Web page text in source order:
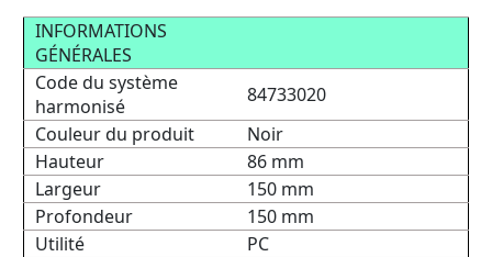
INFORMATIONS
GÉNÉRALES
Code du système
harmonisé
84733020
Couleur du produit
Noir
Hauteur
86 mm
Largeur
150 mm
Profondeur
150 mm
Utilité
PC